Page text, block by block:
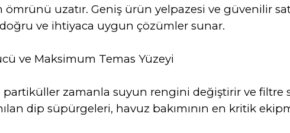
uzatır. Geniş ürün yelpazesi ve güvenilir
ve ihtiyaca uygun çözümler sunar.
ve Maksimum Temas Yüzeyi
zamanla suyun rengini değiştirir ve filtre
dip süpürgeleri, havuz bakımının en kritik